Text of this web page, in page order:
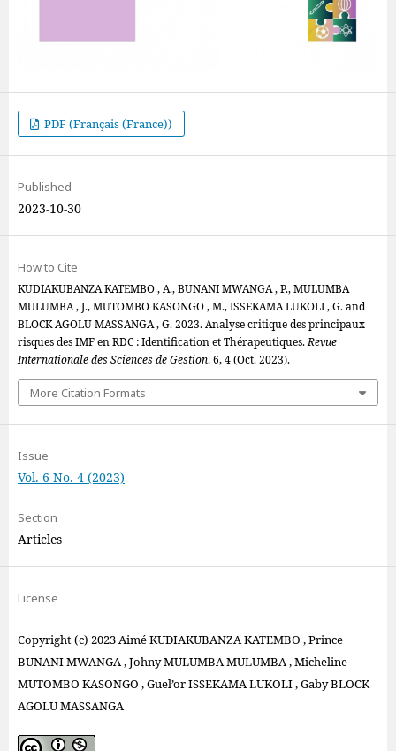
PDF (Français (France))
Published
2023-10-30
How to Cite
KUDIAKUBANZA KATEMBO , A., BUNANI MWANGA , P., MULUMBA
MULUMBA , J., MUTOMBO KASONGO , M., ISSEKAMA LUKOLI , G. and
BLOCK AGOLU MASSANGA , G. 2023. Analyse critique des principaux
risques des IMF en RDC : Identification et Thérapeutiques.Revue
Internationale des Sciences de Gestion. 6, 4 (Oct. 2023).
More Citation Formats
Issue
Vol. 6 No. 4 (2023)
Section
Articles
License
Copyright (c) 2023 Aimé KUDIAKUBANZA KATEMBO , Prince
BUNANI MWANGA , Johny MULUMBA MULUMBA , Micheline
MUTOMBO KASONGO , Guel’or ISSEKAMA LUKOLI , Gaby BLOCK
AGOLU MASSANGA